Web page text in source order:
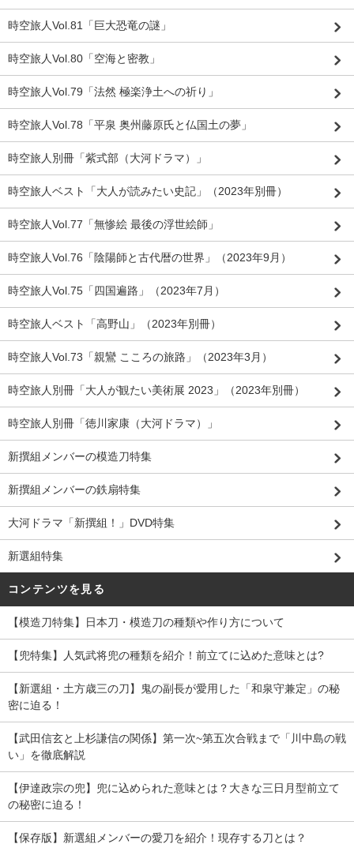
時空旅人Vol.81「巨大恐竜の謎」
時空旅人Vol.80「空海と密教」
時空旅人Vol.79「法然 極楽浄土への祈り」
時空旅人Vol.78「平泉 奥州藤原氏と仏国土の夢」
時空旅人別冊「紫式部（大河ドラマ）」
時空旅人ベスト「大人が読みたい史記」（2023年別冊）
時空旅人Vol.77「無惨絵 最後の浮世絵師」
時空旅人Vol.76「陰陽師と古代暦の世界」（2023年9月）
時空旅人Vol.75「四国遍路」（2023年7月）
時空旅人ベスト「高野山」（2023年別冊）
時空旅人Vol.73「親鸞 こころの旅路」（2023年3月）
時空旅人別冊「大人が観たい美術展 2023」（2023年別冊）
時空旅人別冊「徳川家康（大河ドラマ）」
新撰組メンバーの模造刀特集
新撰組メンバーの鉄扇特集
大河ドラマ「新撰組！」DVD特集
新選組特集
コンテンツを見る
【模造刀特集】日本刀・模造刀の種類や作り方について
【兜特集】人気武将兜の種類を紹介！前立てに込めた意味とは?
【新選組・土方歳三の刀】鬼の副長が愛用した「和泉守兼定」の秘
密に迫る！
【武田信玄と上杉謙信の関係】第一次~第五次合戦まで「川中島の戦
い」を徹底解説
【伊達政宗の兜】兜に込められた意味とは？大きな三日月型前立て
の秘密に迫る！
【保存版】新選組メンバーの愛刀を紹介！現存する刀とは？